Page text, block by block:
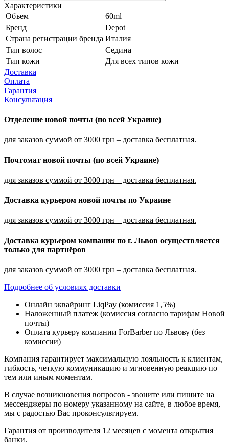
Характеристики
Объем
60ml
Бренд
Depot
Страна регистрации бренда Италия
Тип волос
Седина
Тип кожи
Для всех типов кожи
Доставка
Оплата
Гарантия
Консультация
Отделение новой почты (по всей Украине)
для заказов суммой от 3000 грн – доставка бесплатная.
Почтомат новой почты (по всей Украине)
для заказов суммой от 3000 грн – доставка бесплатная.
Доставка курьером новой почты по Украине
для заказов суммой от 3000 грн – доставка бесплатная.
Доставка курьером компании по г. Львов осуществляется
только для партнёров
для заказов суммой от 3000 грн – доставка бесплатная.
Подробнее об условиях доставки
Онлайн эквайринг LiqPay (комиссия 1,5%)
Наложенный платеж (комиссия согласно тарифам Новой
почты)
Оплата курьеру компании ForBarber по Львову (без
комиссии)
Компания гарантирует максимальную лояльность к клиентам,
гибкость, четкую коммуникацию и мгновенную реакцию по
тем или иным моментам.
В случае возникновения вопросов - звоните или пишите на
мессенджеры по номеру указанному на сайте, в любое время,
мы с радостью Вас проконсультируем.
Гарантия от производителя 12 месяцев с момента открытия
банки.